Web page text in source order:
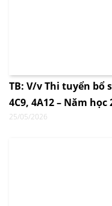
TB: V/v Thi tuyển bổ
4C9, 4A12 – Năm học
25/05/2026